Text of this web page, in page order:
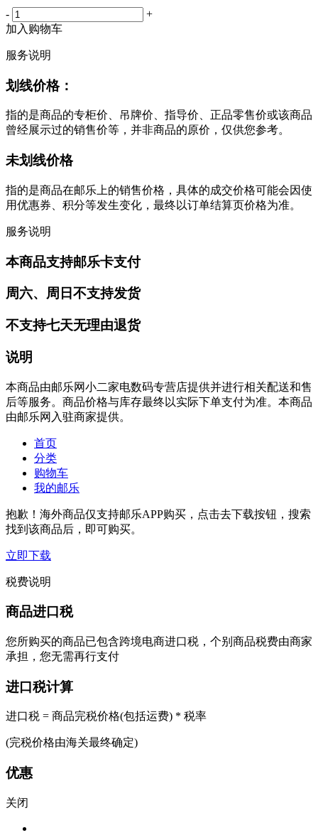
-
+
加入购物车
服务说明
划线价格：
指的是商品的专柜价、吊牌价、指导价、正品零售价或该商品
曾经展示过的销售价等，并非商品的原价，仅供您参考。
未划线价格
指的是商品在邮乐上的销售价格，具体的成交价格可能会因使
用优惠券、积分等发生变化，最终以订单结算页价格为准。
服务说明
本商品支持邮乐卡支付
周六、周日不支持发货
不支持七天无理由退货
说明
本商品由邮乐网小二家电数码专营店提供并进行相关配送和售
后等服务。商品价格与库存最终以实际下单支付为准。本商品
由邮乐网入驻商家提供。
首页
分类
购物车
我的邮乐
抱歉！海外商品仅支持邮乐APP购买，点击去下载按钮，搜索
找到该商品后，即可购买。
立即下载
税费说明
商品进口税
您所购买的商品已包含跨境电商进口税，个别商品税费由商家
承担，您无需再行支付
进口税计算
进口税 = 商品完税价格(包括运费) * 税率
(完税价格由海关最终确定)
优惠
关闭